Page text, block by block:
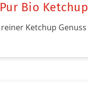
Pur Bio Ketchup
reiner Ketchup Genuss